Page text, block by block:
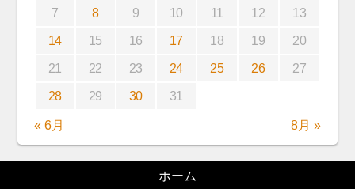
7 8 9 10 11 12 13
14 15 16 17 18 19 20
21 22 23 24 25 26 27
28 29 30 31
« 6月 8月 »
ホーム